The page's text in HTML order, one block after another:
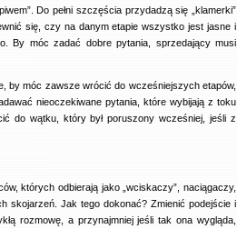
Do pełni szczęścia przydadzą się „klamerki”
się, czy na danym etapie wszystko jest jasne i
By móc zadać dobre pytania, sprzedający musi
by móc zawsze wrócić do wcześniejszych etapów,
nieoczekiwane pytania, które wybijają z toku
do wątku, który był poruszony wcześniej, jeśli z
których odbierają jako „wciskaczy”, naciągaczy,
skojarzeń. Jak tego dokonać? Zmienić podejście i
rozmowę, a przynajmniej jeśli tak ona wygląda,